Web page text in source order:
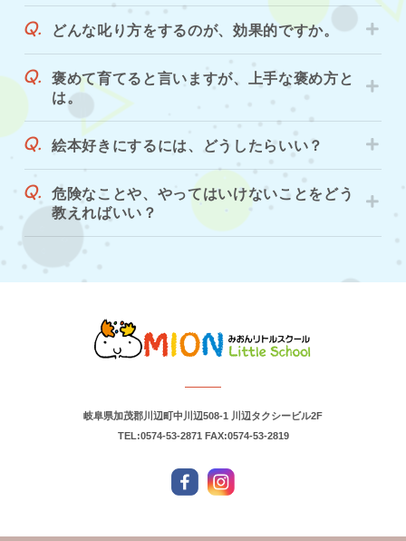
どんな叱り方をするのが、効果的ですか。
褒めて育てると言いますが、上手な褒め方と
は。
絵本好きにするには、どうしたらいい？
危険なことや、やってはいけないことをどう
教えればいい？
岐阜県加茂郡川辺町中川辺508-1 川辺タクシービル2F
TEL:0574-53-2871 FAX:0574-53-2819